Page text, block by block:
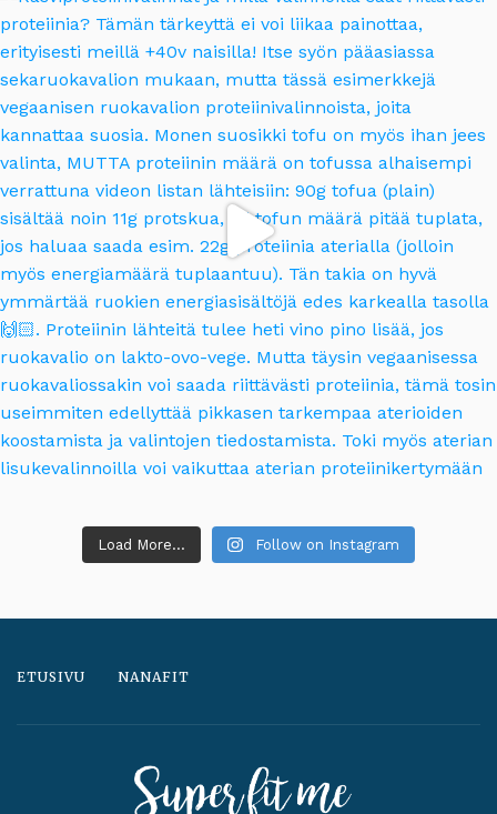
Load More... Follow on Instagram
ETUSIVU NANAFIT